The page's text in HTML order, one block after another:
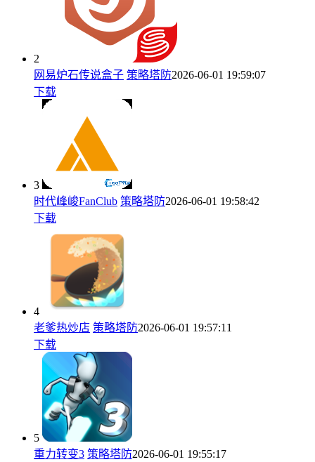
2
网易炉石传说盒子 策略塔防2026-06-01 19:59:07
下载
3
时代峰峻FanClub 策略塔防2026-06-01 19:58:42
下载
4
老爹热炒店 策略塔防2026-06-01 19:57:11
下载
5
重力转变3 策略塔防2026-06-01 19:55:17